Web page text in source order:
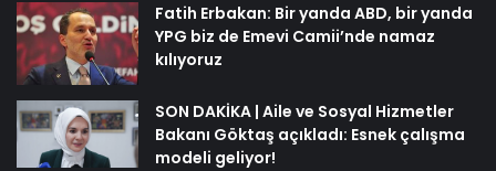
Fatih Erbakan: Bir yanda ABD, bir yanda
YPG biz de Emevi Camii’nde namaz
kılıyoruz
SON DAKİKA | Aile ve Sosyal Hizmetler
Bakanı Göktaş açıkladı: Esnek çalışma
modeli geliyor!